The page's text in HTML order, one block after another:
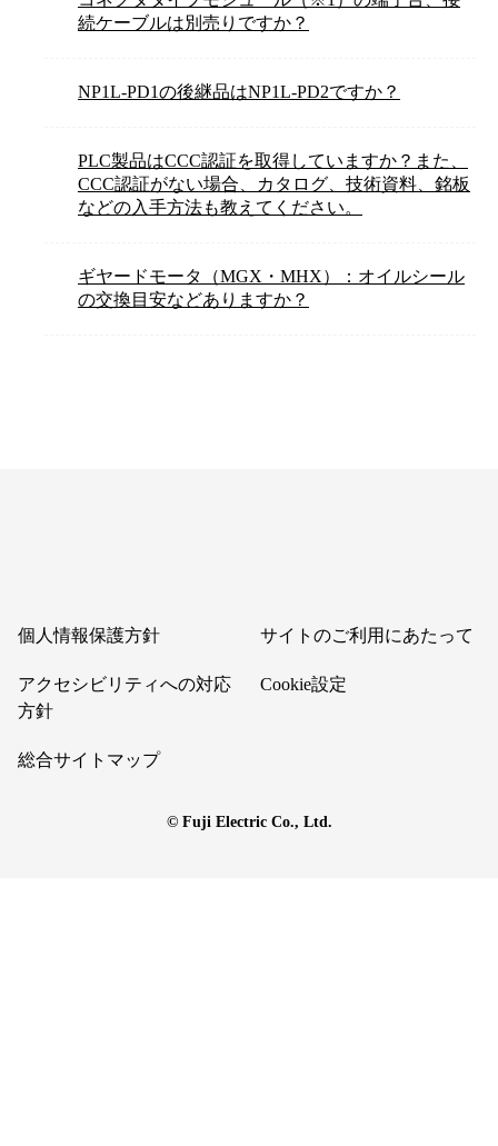
続ケーブルは別売りですか？
NP1L-PD1の後継品はNP1L-PD2ですか？
PLC製品はCCC認証を取得していますか？また、
CCC認証がない場合、カタログ、技術資料、銘板
などの入手方法も教えてください。
ギヤードモータ（MGX・MHX）：オイルシール
の交換目安などありますか？
個人情報保護方針 サイトのご利用にあたって
アクセシビリティへの対応
方針
Cookie設定
総合サイトマップ
© Fuji Electric Co., Ltd.